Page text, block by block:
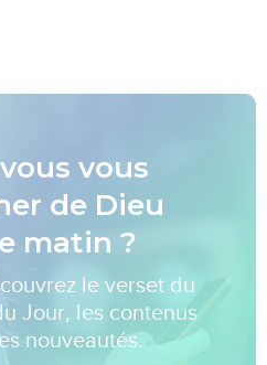
vous
de Dieu
matin ?
le verset du
Jour, les contenus
nouveautés.